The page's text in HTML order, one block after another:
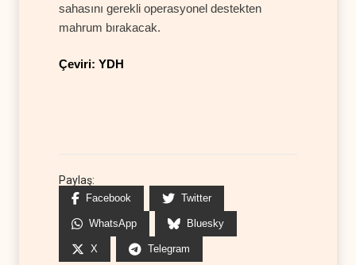
sahasını gerekli operasyonel destekten
mahrum bırakacak.
Çeviri: YDH
Paylaş:
Facebook Twitter
WhatsApp Bluesky
X Telegram